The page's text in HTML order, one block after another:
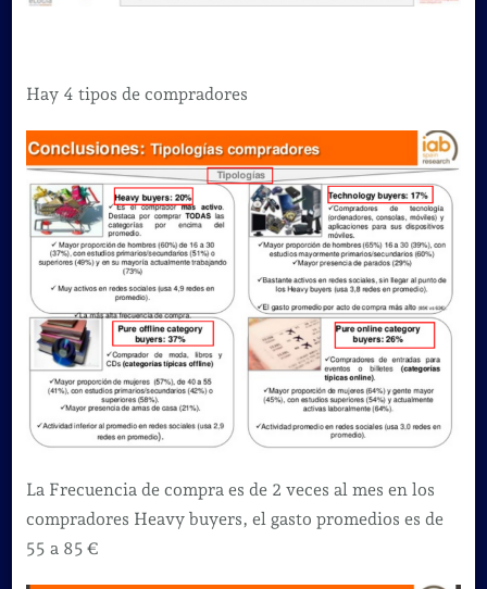
Hay 4 tipos de compradores
La Frecuencia de compra es de 2 veces al mes en los
compradores Heavy buyers, el gasto promedios es de
55 a 85 €